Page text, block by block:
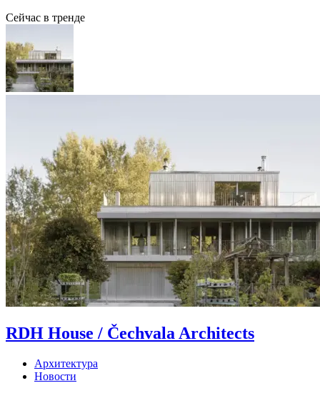
Сейчас в тренде
RDH House / Čechvala Architects
Архитектура
Новости